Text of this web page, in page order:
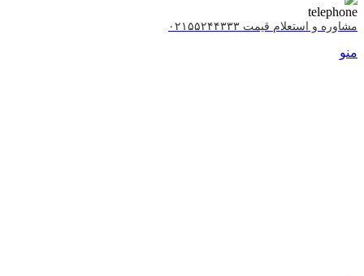
مشاوره و استعلام قیمت ۰۲۱۵۵۲۴۴۳۳۳
منو